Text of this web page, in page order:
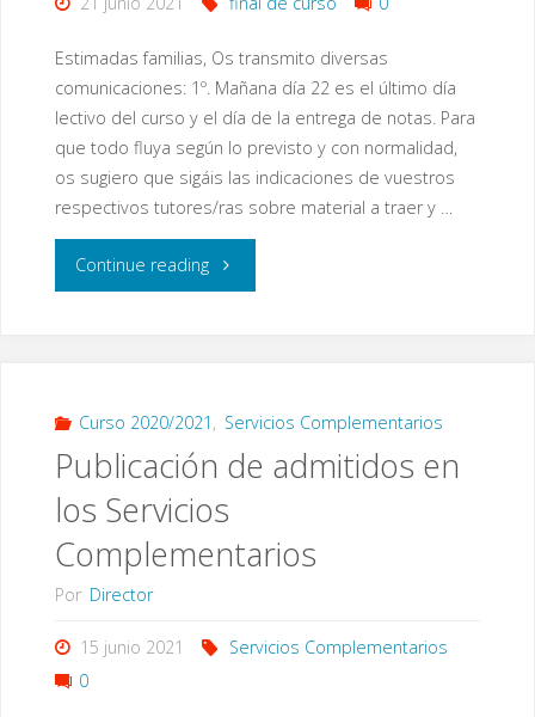
Estimadas familias, Os transmito diversas
comunicaciones: 1º. Mañana día 22 es el último día
lectivo del curso y el día de la entrega de notas. Para
que todo fluya según lo previsto y con normalidad,
os sugiero que sigáis las indicaciones de vuestros
respectivos tutores/ras sobre material a traer y …
Continue reading"Final
Curso 2020/2021 , Servicios Complementarios
Publicación de admitidos en
los Servicios
Complementarios
Por Director
15 junio 2021
Servicios Complementarios
0